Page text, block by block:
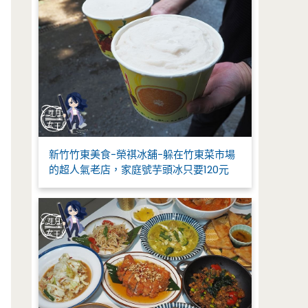
新竹竹東美食-榮祺冰舖-躲在竹東菜市場
的超人氣老店，家庭號芋頭冰只要120元